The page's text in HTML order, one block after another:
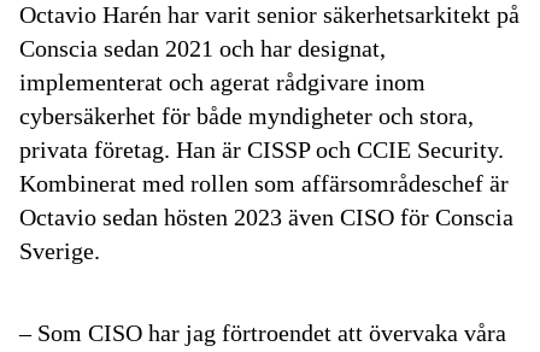
Octavio Harén har varit senior säkerhetsarkitekt på
Conscia sedan 2021 och har designat,
implementerat och agerat rådgivare inom
cybersäkerhet för både myndigheter och stora,
privata företag. Han är CISSP och CCIE Security.
Kombinerat med rollen som affärsområdeschef är
Octavio sedan hösten 2023 även CISO för Conscia
Sverige.
– Som CISO har jag förtroendet att övervaka våra